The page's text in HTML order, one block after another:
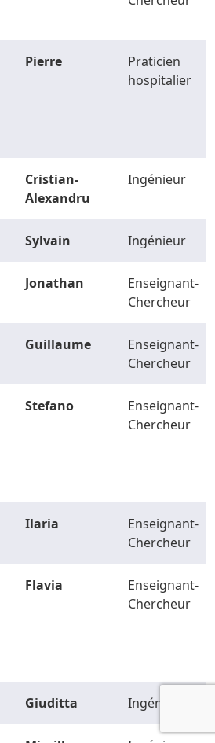
Pierre
Praticien
hospitalier
Cristian-
Alexandru
Ingénieur
Sylvain Ingénieur
Jonathan
Enseignant-
Chercheur
Guillaume
Enseignant-
Chercheur
Stefano
Enseignant-
Chercheur
Ilaria
Enseignant-
Chercheur
Flavia
Enseignant-
Chercheur
Giuditta Ingénieur